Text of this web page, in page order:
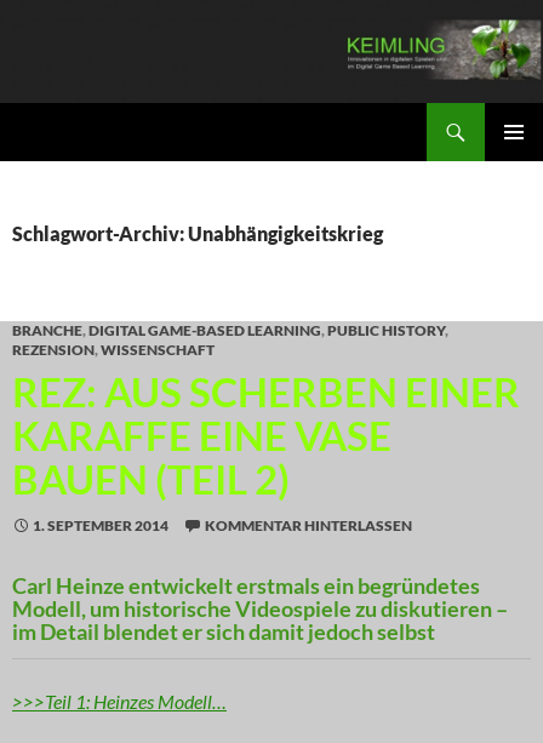
Schlagwort-Archiv: Unabhängigkeitskrieg
BRANCHE,DIGITAL GAME-BASED LEARNING,PUBLIC HISTORY,
REZENSION,WISSENSCHAFT
REZ: AUS SCHERBEN EINER
KARAFFE EINE VASE
BAUEN (TEIL 2)
1. SEPTEMBER 2014 KOMMENTAR HINTERLASSEN
Carl Heinze entwickelt erstmals ein begründetes
Modell, um historische Videospiele zu diskutieren –
im Detail blendet er sich damit jedoch selbst
>>>Teil 1: Heinzes Modell…